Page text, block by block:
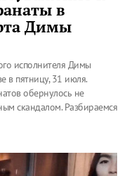
в
Димы
исполнителя Димы
в пятницу, 31 июля.
обернулось не
скандалом. Разбираемся